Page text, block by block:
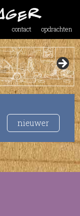
contact opdrachten
nieuwer